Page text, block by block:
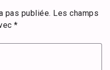
pas publiée. Les champs
*